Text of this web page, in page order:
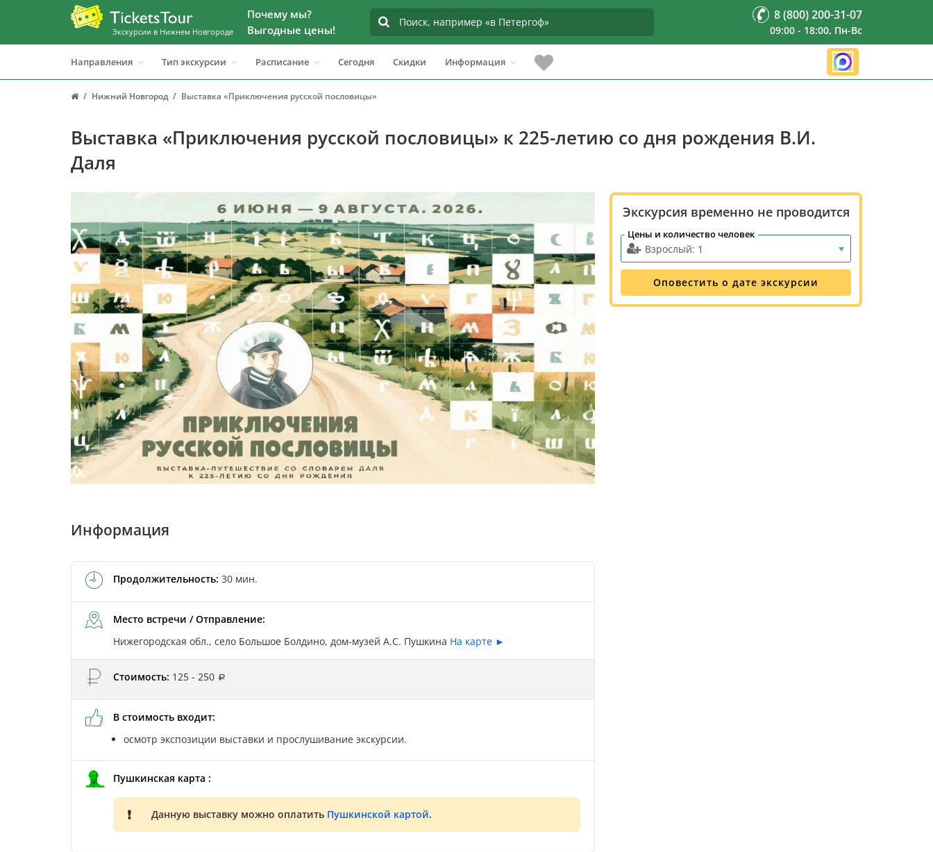
Экскурсии в Нижнем Новгороде
Почему мы?
Выгодные цены!
8 (800) 200-31-07
09:00 - 18:00, Пн-Вс
Направления Тип экскурсии Расписание Сегодня Скидки Информация
Нижний Новгород Выставка «Приключения русской пословицы»
Выставка «Приключения русской пословицы» к 225-летию со дня рождения В.И.
Даля
Экскурсия временно не проводится
Цены и количество человек
Оповестить о дате экскурсии
Информация
Продолжительность: 30 мин.
Место встречи / Отправление:
Нижегородская обл., село Большое Болдино, дом-музей А.С. Пушкина На карте ►
Стоимость: 125 - 250
В стоимость входит:
осмотр экспозиции выставки и прослушивание экскурсии.
Пушкинская карта :
Данную выставку можно оплатить Пушкинской картой.